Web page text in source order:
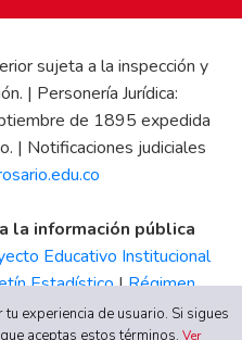
sujeta a la inspección y
| Personería Jurídica:
de 1895 expedida
| Notificaciones judiciales
la información pública
Educativo Institucional
Estadístico|Régimen
|Código de Ética| Canal
experiencia de usuario. Si sigues
aceptas estos términos.Ver